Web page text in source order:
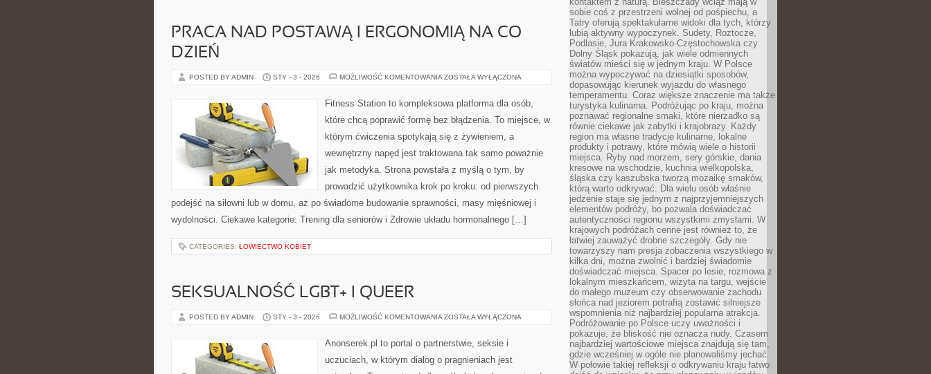
PRACA NAD POSTAWĄ I ERGONOMIĄ NA CO
DZIEŃ
POSTED BY ADMIN STY - 3 - 2026 MOŻLIWOŚĆ KOMENTOWANIA PRACA
ERGONOMIĄ
CO
ZOSTAŁA WYŁĄCZONA
Fitness Station to kompleksowa platforma dla osób,
które chcą poprawić formę bez błądzenia. To miejsce, w
którym ćwiczenia spotykają się z żywieniem, a
wewnętrzny napęd jest traktowana tak samo poważnie
jak metodyka. Strona powstała z myślą o tym, by
prowadzić użytkownika krok po kroku: od pierwszych
podejść na siłowni lub w domu, aż po świadome budowanie sprawności, masy mięśniowej i
wydolności. Ciekawe kategorie: Trening dla seniorów i Zdrowie układu hormonalnego […]
CATEGORIES: ŁOWIECTWO KOBIET
SEKSUALNOŚĆ LGBT+ I QUEER
POSTED BY ADMIN STY - 3 - 2026 MOŻLIWOŚĆ KOMENTOWANIA SEKSUALNOŚĆ
QUEER
ZOSTAŁA WYŁĄCZONA
Anonserek.pl to portal o partnerstwie, seksie i
uczuciach, w którym dialog o pragnieniach jest
sobie coś z przestrzeni wolnej od pośpiechu, a
Tatry oferują spektakularne widoki dla tych, którzy
lubią aktywny wypoczynek. Sudety, Roztocze,
Podlasie, Jura Krakowsko-Częstochowska czy
Dolny Śląsk pokazują, jak wiele odmiennych
światów mieści się w jednym kraju. W Polsce
można wypoczywać na dziesiątki sposobów,
dopasowując kierunek wyjazdu do własnego
temperamentu. Coraz większe znaczenie ma także
turystyka kulinarna. Podróżując po kraju, można
poznawać regionalne smaki, które nierzadko są
równie ciekawe jak zabytki i krajobrazy. Każdy
region ma własne tradycje kulinarne, lokalne
produkty i potrawy, które mówią wiele o historii
miejsca. Ryby nad morzem, sery górskie, dania
kresowe na wschodzie, kuchnia wielkopolska,
śląska czy kaszubska tworzą mozaikę smaków,
którą warto odkrywać. Dla wielu osób właśnie
jedzenie staje się jednym z najprzyjemniejszych
elementów podróży, bo pozwala doświadczać
autentyczności regionu wszystkimi zmysłami. W
krajowych podróżach cenne jest również to, że
łatwiej zauważyć drobne szczegóły. Gdy nie
towarzyszy nam presja zobaczenia wszystkiego w
kilka dni, można zwolnić i bardziej świadomie
doświadczać miejsca. Spacer po lesie, rozmowa z
lokalnym mieszkańcem, wizyta na targu, wejście
do małego muzeum czy obserwowanie zachodu
słońca nad jeziorem potrafią zostawić silniejsze
wspomnienia niż najbardziej popularna atrakcja.
Podróżowanie po Polsce uczy uważności i
pokazuje, że bliskość nie oznacza nudy. Czasem
najbardziej wartościowe miejsca znajdują się tam,
gdzie wcześniej w ogóle nie planowaliśmy jechać.
W połowie takiej refleksji o odkrywaniu kraju łatwo